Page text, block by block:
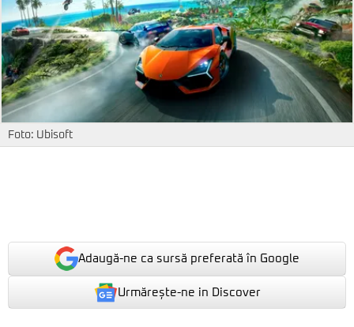
Foto: Ubisoft
Adaugă-ne ca sursă preferată în Google
Urmărește-ne in Discover